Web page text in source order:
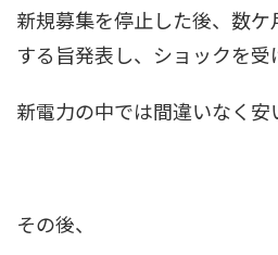
新規募集を停止した後、数
する旨発表し、ショックを受
新電力の中では間違いなく安
その後、